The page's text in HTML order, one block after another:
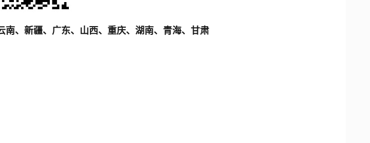
、新疆、广东、山西、重庆、湖南、青海、甘肃